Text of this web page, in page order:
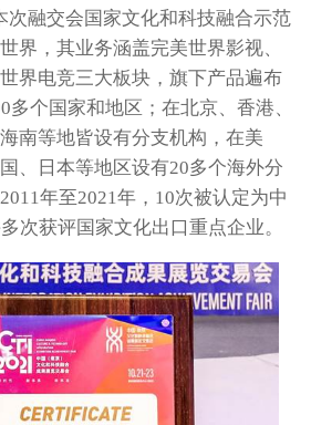
次融交会国家文化和科技融合示范
界，其业务涵盖完美世界影视、
界电竞三大板块，旗下产品遍布
多个国家和地区；在北京、香港、
南等地皆设有分支机构，在美
、日本等地区设有20多个海外分
年至2021年，10次被认定为中
次获评国家文化出口重点企业。